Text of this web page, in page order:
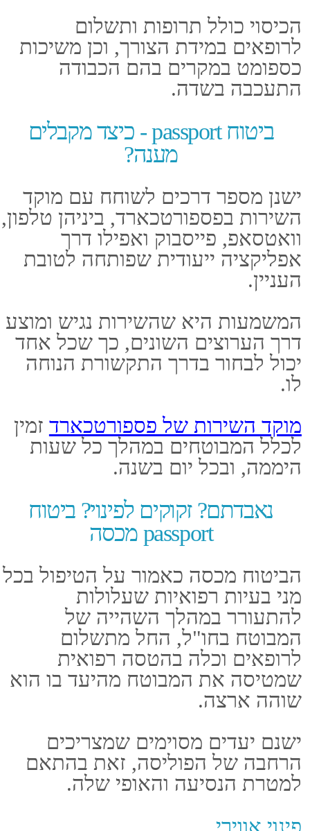
המשמעות היא שהשירות נגיש ומוצע
דרך הערוצים השונים, כך שכל אחד
יכול לבחור בדרך התקשורת הנוחה
לו.
מוקד השירות של פספורטכארד
היממה, ובכל יום בשנה.
נאבדתם? זקוקים לפינוי? ביטוח
הביטוח מכסה כאמור על הטיפול בכל
מני בעיות רפואיות שעלולות
להתעורר במהלך השהייה של
המבוטח בחו"ל, החל מתשלום
לרופאים וכלה בהטסה רפואית
ישנם יעדים מסוימים שמצריכים
הרחבה של הפוליסה, זאת בהתאם
למטרת הנסיעה והאופי שלה.
פינוי אווירי
מבוטחים שמצבם הרפואי הוא קריטי
ומוגדר כמצב חירום.
במצבים כאלו מבצעים הטסה רפואית
של המבוטח ארצה, הכוללת צוות
הפינוי מתרחש בהתאם לנסיבות של
האירוע.
במידה ואבד הקשר עם המבוטח, הוא
נקלע לאזור לא נגיש או שהסתבך
עקב תנאי מזג אוויר, שולחים אנשי
מקצוע לאתר ולחלץ אותו.
ביטוח passport עובד בשיתוף יחד עם
חברות חיצוניות המתמחות באיתור
וחילוץ, אשר נשלחות לאזור המדווח
ומתחילות בפעולות איתור וחילוץ.
מתי נדרשים להרחיב את פוליסת
הביטוח?
כפי שניתן להבין, ביטוח נסיעות